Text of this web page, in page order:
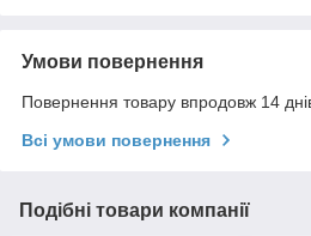
Умови повернення
Повернення товару впродовж 14
Всі умови повернення
Подібні товари компанії